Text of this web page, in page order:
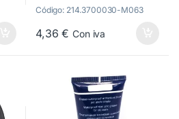
Código: 214.3700030-M063
4,36€ Con iva